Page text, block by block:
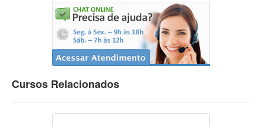
Cursos Relacionados